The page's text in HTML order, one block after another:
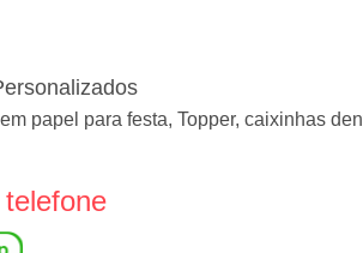
papel para festa, Topper, caixinhas